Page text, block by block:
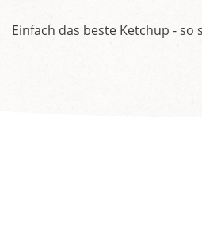
Einfach das beste Ketchup - so